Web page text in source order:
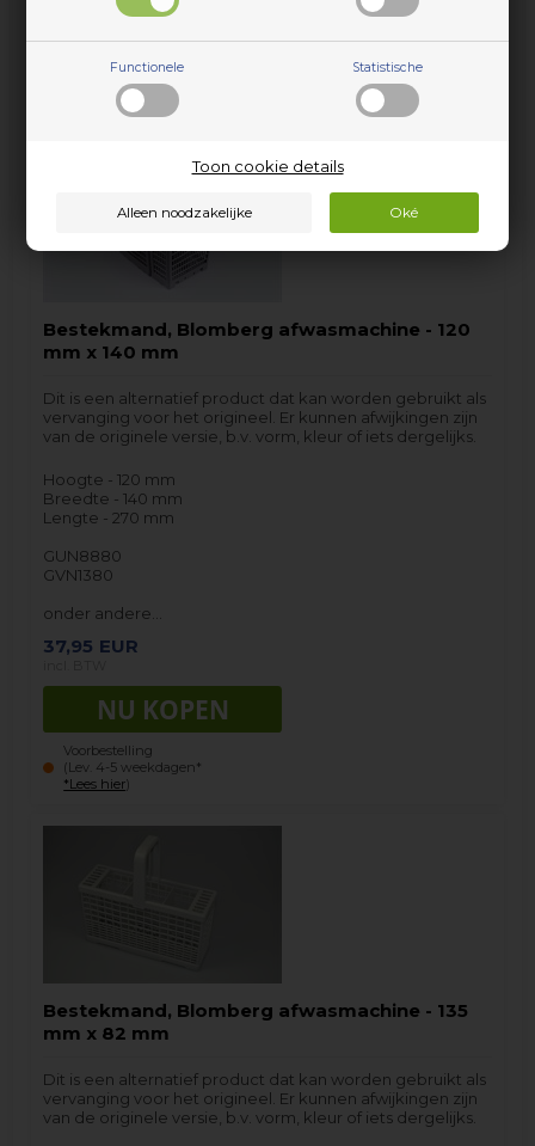
Functionele Statistische
Toon cookie details
Op voorraad ( Lev. 2-3 weekdagen.
Bestekmand, Blomberg afwasmachine - 120
mm x 140 mm
Dit is een alternatief product dat kan worden gebruikt als
vervanging voor het origineel. Er kunnen afwijkingen zijn
van de originele versie, b.v. vorm, kleur of iets dergelijks.
Hoogte - 120 mm
Breedte - 140 mm
Lengte - 270 mm
GUN8880
GVN1380
onder andere…
37,95 EUR
Voorbestelling
(Lev. 4-5 weekdagen*
*Lees hier)
Bestekmand, Blomberg afwasmachine - 135
mm x 82 mm
Dit is een alternatief product dat kan worden gebruikt als
vervanging voor het origineel. Er kunnen afwijkingen zijn
van de originele versie, b.v. vorm, kleur of iets dergelijks.